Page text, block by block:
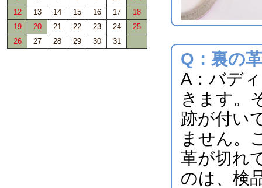
Q：裏の
A：バデ
きます。
跡が付い
ません。
革が切れ
のは、検